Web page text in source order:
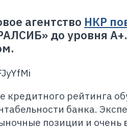
агентство НКР
до уровня
кредитного рейтинга
банка.
позиции и